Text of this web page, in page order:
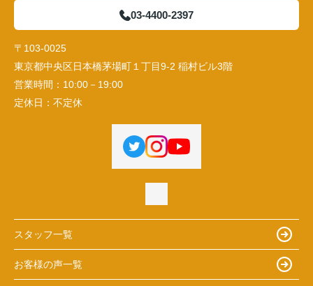
03-4400-2397
〒103-0025
東京都中央区日本橋茅場町１丁目9-2 稲村ビル3階
営業時間： 10:00－19:00
定休日： 不定休
スタッフ一覧
お客様の声一覧